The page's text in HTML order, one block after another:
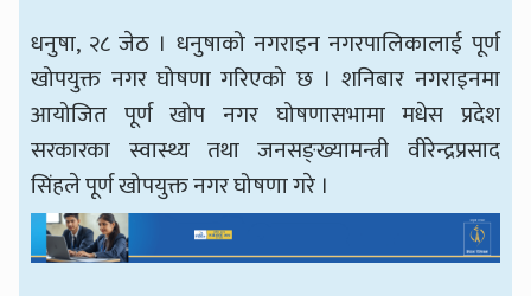
धनुषा, २८ जेठ । धनुषाको नगराइन नगरपालिकालाई पूर्ण
खोपयुक्त नगर घोषणा गरिएको छ । शनिबार नगराइनमा
आयोजित पूर्ण खोप नगर घोषणासभामा मधेस प्रदेश
सरकारका स्वास्थ्य तथा जनसङ्ख्यामन्त्री वीरेन्द्रप्रसाद
सिंहले पूर्ण खोपयुक्त नगर घोषणा गरे ।